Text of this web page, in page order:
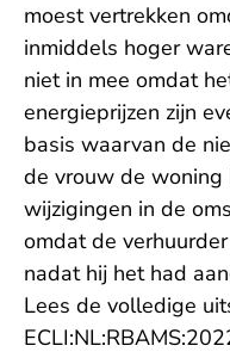
moest vertrekken
inmiddels hoger
niet in mee omdat
energieprijzen zijn
basis waarvan de
de vrouw de woning
wijzigingen in de
omdat de
nadat hij het had
Lees de volledige